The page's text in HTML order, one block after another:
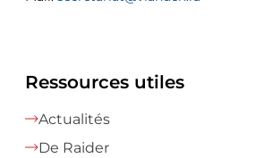
Ressources utiles
Actualités
De Raider